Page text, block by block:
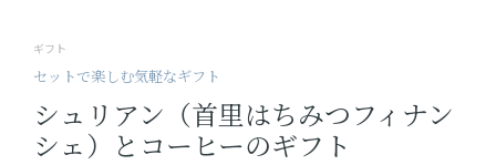
フード
クラフト
ギフト
セットで楽しむ気軽なギフト
シュリアン（首里はちみつフィナン
シェ）とコーヒーのギフト